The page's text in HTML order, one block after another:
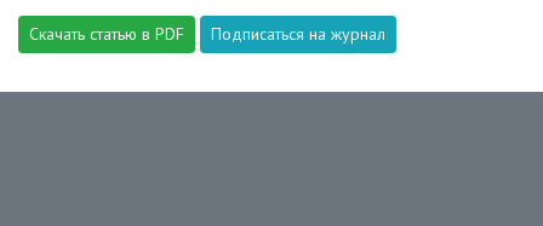
Скачать статью в PDF Подписаться на журнал